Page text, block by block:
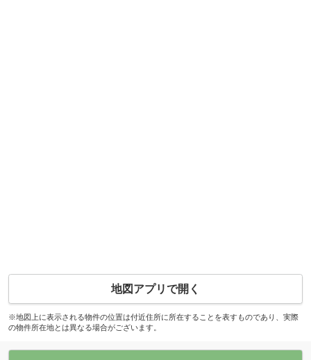
地図アプリで開く
※地図上に表示される物件の位置は付近住所に所在することを表すものであり、実際
の物件所在地とは異なる場合がございます。